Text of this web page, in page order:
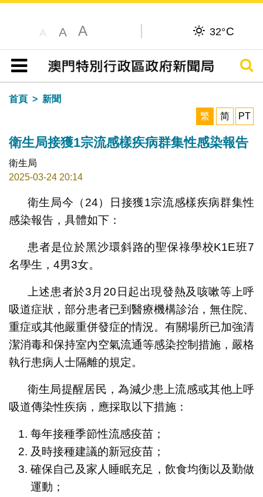
A A A 32°C
目錄
搜尋
首頁
新聞
繁
简 PT
衛生局接獲1宗流感樣疾病群集性感染報告
衛生局
2025-03-24 20:14
衛生局今（24）日接獲1宗流感樣疾病群集性
感染報告，具體如下：
患者是位於黑沙環斜路的聖保祿學校K1E班7
名學生，4男3女。
上述患者於3月20日起出現發熱及咳嗽等上呼
吸道症狀，部分患者已到醫療機構診治，無住院、
重症或其他嚴重併發症的情況。有關場所已加強清
潔消毒和保持室內空氣流通等感染控制措施，嚴格
執行患病人士隔離的規定。
衛生局提醒居民，為減少患上流感或其他上呼
吸道傳染性疾病，應採取以下措施：
每年接種季節性流感疫苗；
及時接種建議的新冠疫苗；
確保自己及家人睡眠充足，飲食均衡以及勤做
運動；